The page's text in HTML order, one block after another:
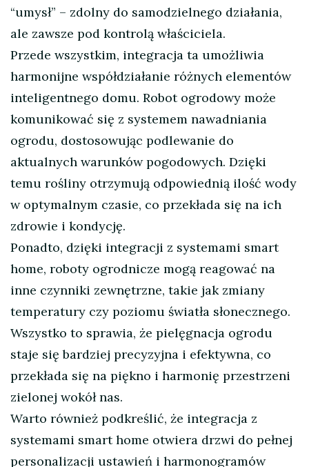
“umysł” – zdolny do samodzielnego działania,
ale zawsze pod kontrolą właściciela.
Przede wszystkim, integracja ta umożliwia
harmonijne współdziałanie różnych elementów
inteligentnego domu. Robot ogrodowy może
komunikować się z systemem nawadniania
ogrodu, dostosowując podlewanie do
aktualnych warunków pogodowych. Dzięki
temu rośliny otrzymują odpowiednią ilość wody
w optymalnym czasie, co przekłada się na ich
zdrowie i kondycję.
Ponadto, dzięki integracji z systemami smart
home, roboty ogrodnicze mogą reagować na
inne czynniki zewnętrzne, takie jak zmiany
temperatury czy poziomu światła słonecznego.
Wszystko to sprawia, że pielęgnacja ogrodu
staje się bardziej precyzyjna i efektywna, co
przekłada się na piękno i harmonię przestrzeni
zielonej wokół nas.
Warto również podkreślić, że integracja z
systemami smart home otwiera drzwi do pełnej
personalizacji ustawień i harmonogramów